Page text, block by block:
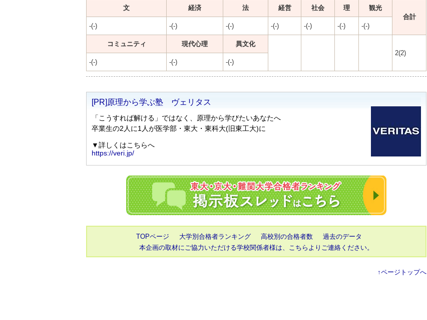
文 経済 法 経営 社会 理
観光
合計
-(-)
-(-) -(-) -(-) -(-) -(-) -(-)
コミュニティ 現代心理
異文化
2(2)
-(-)
-(-) -(-)
TOPページ 大学別合格者ランキング 高校別の合格者数
過去のデータ
本企画の取材にご協力いただける学校関係者様は、こちらよりご連絡ください。
↑ページトップへ